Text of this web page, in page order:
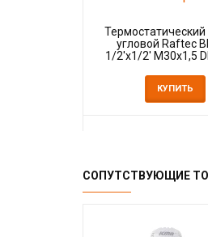
Термостатический
угловой Raftec
1/2'х1/2' М30x1,5
КУПИТЬ
СОПУТСТВУЮЩИЕ